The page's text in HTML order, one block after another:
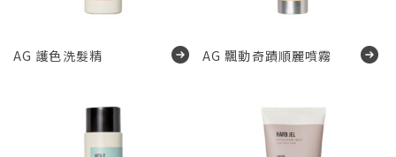
AG 護色洗髮精 AG 飄動奇蹟順麗噴霧